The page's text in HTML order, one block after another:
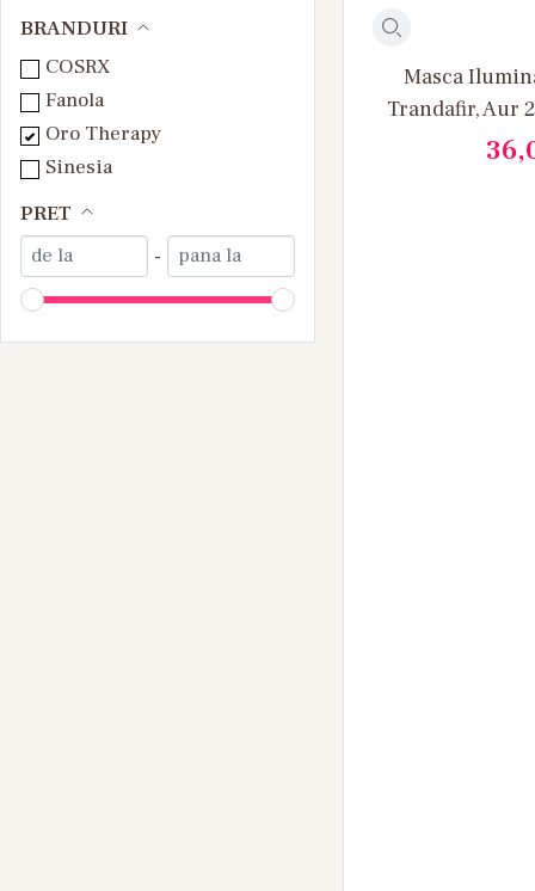
Par Normal
BRANDURI
COSRX
Fanola
Oro Therapy
Sinesia
PRET
-
Masca
Trandafir, Aur
Gold